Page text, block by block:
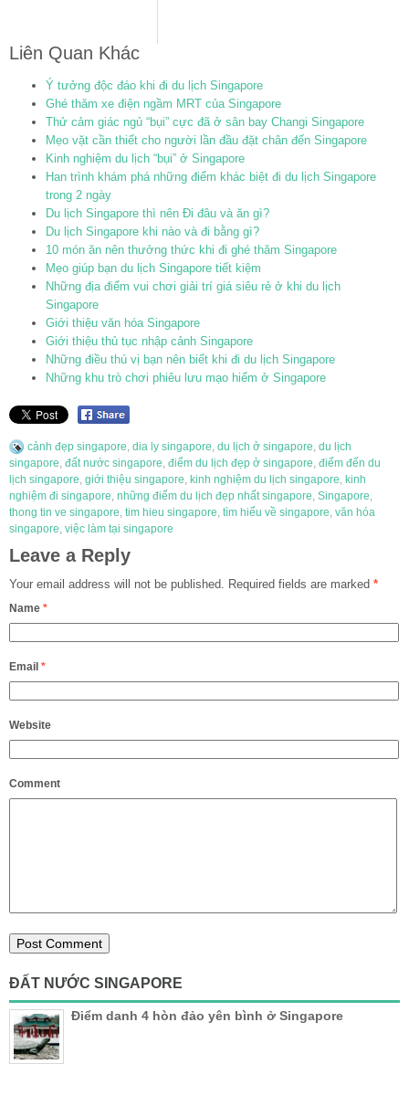
Liên Quan Khác
Ý tưởng độc đáo khi đi du lịch Singapore
Ghé thăm xe điện ngầm MRT của Singapore
Thử cảm giác ngủ “bụi” cực đã ở sân bay Changi Singapore
Mẹo vặt cần thiết cho người lần đầu đặt chân đến Singapore
Kinh nghiệm du lịch “bụi” ở Singapore
Han trình khám phá những điểm khác biệt đi du lịch Singapore
trong 2 ngày
Du lịch Singapore thì nên Đi đâu và ăn gì?
Du lịch Singapore khi nào và đi bằng gì?
10 món ăn nên thưởng thức khi đi ghé thăm Singapore
Mẹo giúp bạn du lịch Singapore tiết kiệm
Những địa điểm vui chơi giải trí giá siêu rẻ ở khi du lịch
Singapore
Giới thiệu văn hóa Singapore
Giới thiệu thủ tục nhập cảnh Singapore
Những điều thú vị bạn nên biết khi đi du lịch Singapore
Những khu trò chơi phiêu lưu mạo hiểm ở Singapore
cảnh đẹp singapore, dia ly singapore, du lịch ở singapore, du lịch
singapore, đất nước singapore, điểm du lịch đẹp ở singapore, điểm đến du
lịch singapore, giới thiệu singapore, kinh nghiệm du lịch singapore, kinh
nghiệm đi singapore, những điểm du lịch đẹp nhất singapore, Singapore,
thong tin ve singapore, tim hieu singapore, tìm hiểu về singapore, văn hóa
singapore, việc làm tại singapore
Leave a Reply
Your email address will not be published. Required fields are marked *
Name *
Email *
Website
Comment
ĐẤT NƯỚC SINGAPORE
Điểm danh 4 hòn đảo yên bình ở Singapore